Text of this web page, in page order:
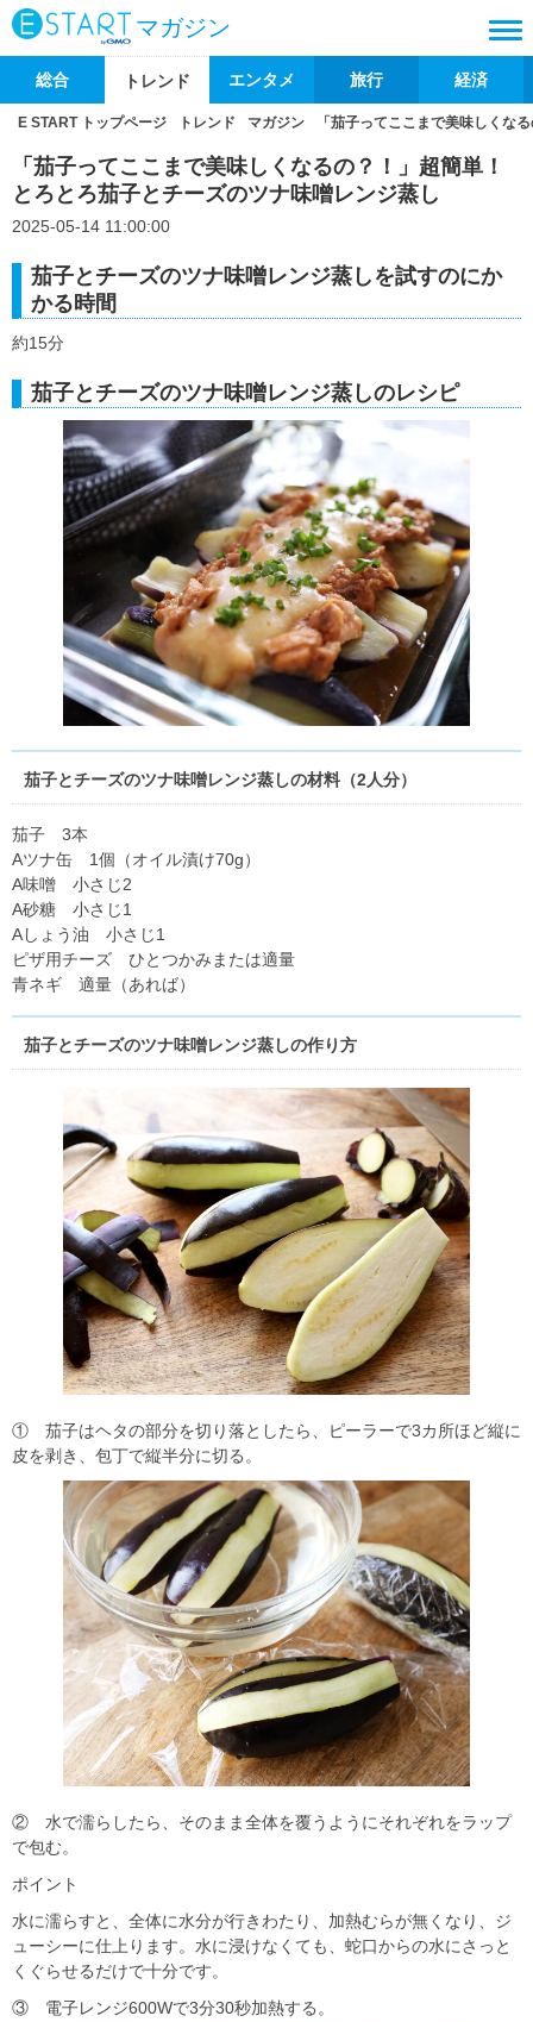
マガジン
総合 トレンド エンタメ 旅行 経済
E START トップページ トレンド マガジン 「茄子ってここまで美味しくな
「茄子ってここまで美味しくなるの？！」超簡単！
とろとろ茄子とチーズのツナ味噌レンジ蒸し
2025-05-14 11:00:00
茄子とチーズのツナ味噌レンジ蒸しを試すのにか
かる時間
約15分
茄子とチーズのツナ味噌レンジ蒸しのレシピ
茄子とチーズのツナ味噌レンジ蒸しの材料（2人分）
茄子 3本
Aツナ缶 1個（オイル漬け70g）
A味噌 小さじ2
A砂糖 小さじ1
Aしょう油 小さじ1
ピザ用チーズ ひとつかみまたは適量
青ネギ 適量（あれば）
茄子とチーズのツナ味噌レンジ蒸しの作り方
① 茄子はヘタの部分を切り落としたら、ピーラーで3カ所ほど縦に
皮を剥き、包丁で縦半分に切る。
② 水で濡らしたら、そのまま全体を覆うようにそれぞれをラップ
で包む。
ポイント
水に濡らすと、全体に水分が行きわたり、加熱むらが無くなり、ジ
ューシーに仕上ります。水に浸けなくても、蛇口からの水にさっと
くぐらせるだけで十分です。
③ 電子レンジ600Wで3分30秒加熱する。